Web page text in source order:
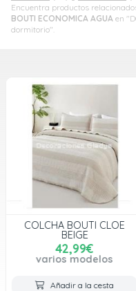
Encuentra productos
BOUTI ECONOMICA AGUA en
dormitorio".
COLCHA BOUTI GANDAL
39,99€
varios modelos